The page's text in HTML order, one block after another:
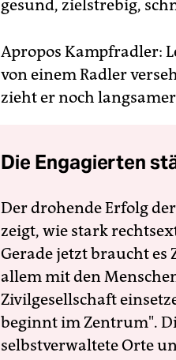
gesund, zielstrebig,
Apropos Kampfradler:
von einem Radler
zieht er noch
Die Engagierten
Der drohende Erfolg
zeigt, wie stark
Gerade jetzt braucht
allem mit den
Zivilgesellschaft
beginnt im Zentrum".
selbstverwaltete Orte